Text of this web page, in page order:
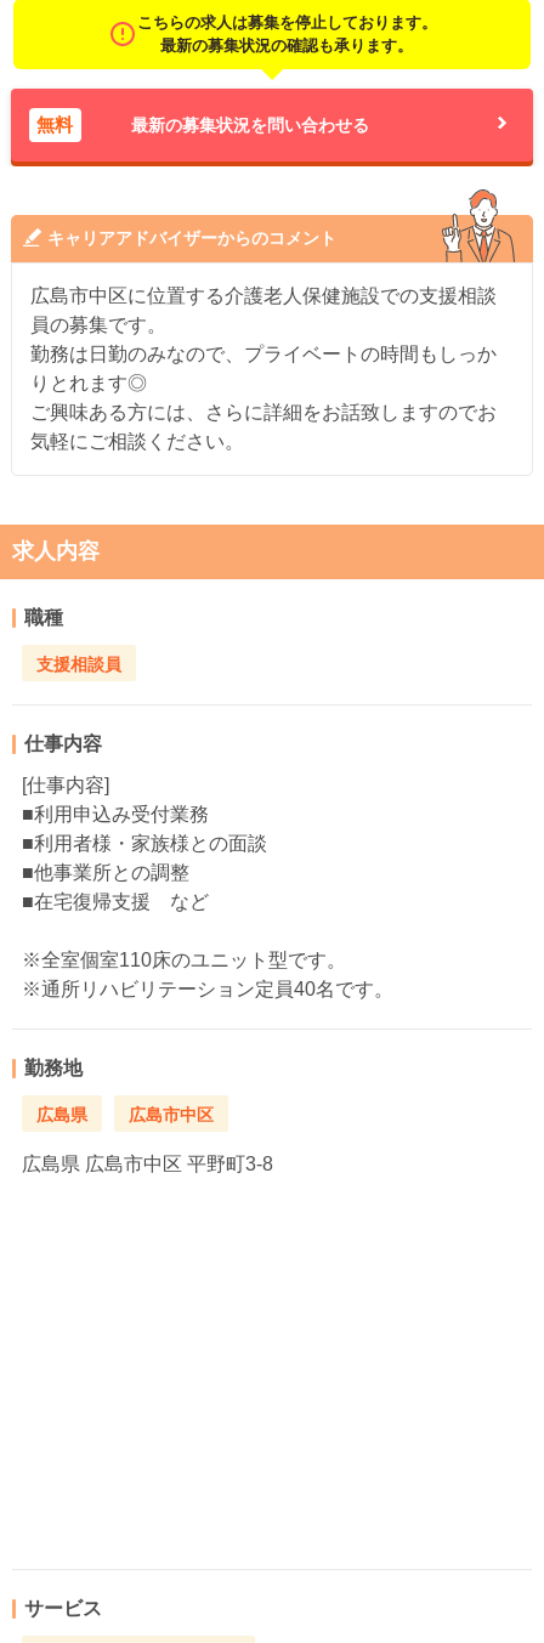
こちらの求人は募集を停止しております。
最新の募集状況の確認も承ります。
無料 最新の募集状況を問い合わせる
キャリアアドバイザーからのコメント
広島市中区に位置する介護老人保健施設での支援相談
員の募集です。
勤務は日勤のみなので、プライベートの時間もしっか
りとれます◎
ご興味ある方には、さらに詳細をお話致しますのでお
気軽にご相談ください。
求人内容
職種
支援相談員
仕事内容
[仕事内容]
■利用申込み受付業務
■利用者様・家族様との面談
■他事業所との調整
■在宅復帰支援 など
※全室個室110床のユニット型です。
※通所リハビリテーション定員40名です。
勤務地
広島県 広島市中区
広島県 広島市中区 平野町3-8
サービス